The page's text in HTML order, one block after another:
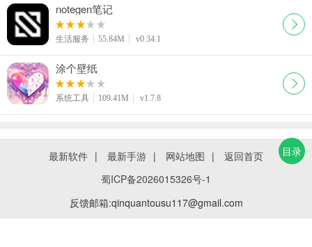
notegen笔记
生活服务 55.84M v0.34.1
涂个壁纸
系统工具 109.41M v1.7.8
最新软件 | 最新手游 | 网站地图 |
返回首页
蜀ICP备2026015326号-1
反馈邮箱:qinquantousu117@gmail.com
目录